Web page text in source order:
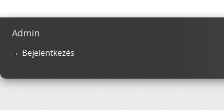
Admin
Bejelentkezés